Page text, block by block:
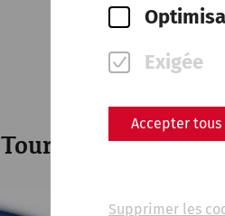
Exigée
Accepter tous
Supprimer les
Tourist partner